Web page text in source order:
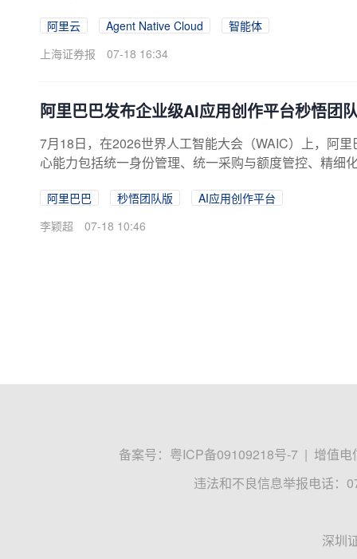
阿里云 Agent Native Cloud
智能体
上海证券报
07-18 16:34
阿里巴巴发布企业级AI应用创作平台秒悟团
7月18日，在2026世界人工智能大会（WAIC）上，阿
心能力包括统一身份管理、统一采购与额度管控、精细
阿里巴巴 秒悟团队版
AI应用创作平台
李颖超
07-18 10:46
备案号： 粤ICP备09109218号-7 | 增值电
违法和不良信息举报电话：
深圳